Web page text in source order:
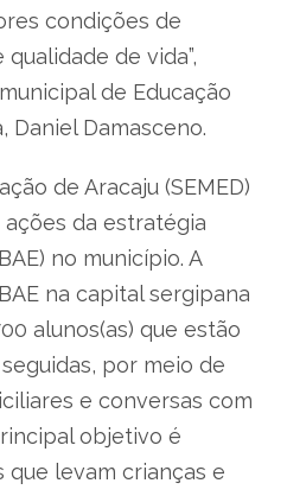
condições de
de vida”,
de Educação
Daniel Damasceno.
de Aracaju (SEMED)
da estratégia
no município. A
na capital sergipana
alunos(as) que estão
por meio de
e conversas com
objetivo é
levam crianças e